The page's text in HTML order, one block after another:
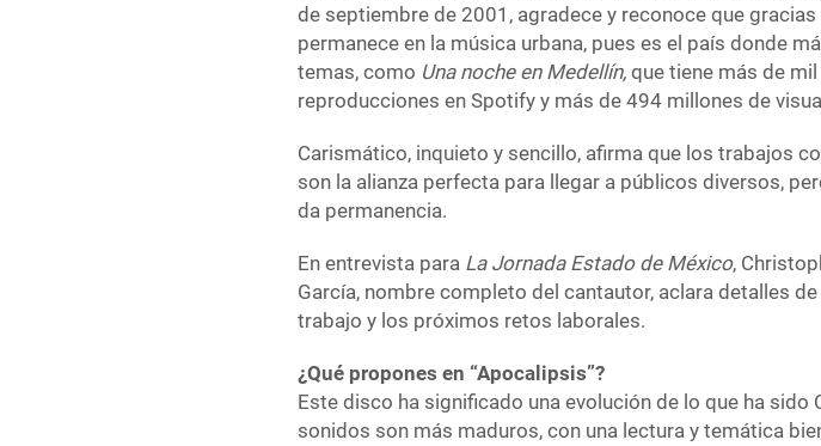
de septiembre de 2001, agradece y reconoce que
permanece en la música urbana, pues es el país donde
temas, como Una noche en Medellín,que tiene más de
reproducciones en Spotify y más de 494 millones de
Carismático, inquieto y sencillo, afirma que los trabajos
son la alianza perfecta para llegar a públicos diversos,
da permanencia.
En entrevista para La Jornada Estado de México,
García, nombre completo del cantautor, aclara detalles
trabajo y los próximos retos laborales.
¿Qué propones en “Apocalipsis”?
Este disco ha significado una evolución de lo que ha sido
sonidos son más maduros, con una lectura y temática